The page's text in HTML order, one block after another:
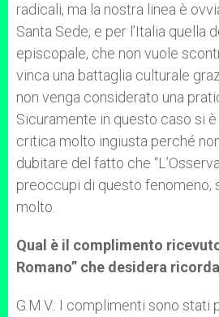
radicali, ma la nostra linea è
Santa Sede, e per l’Italia quella
episcopale, che non vuole
vinca una battaglia culturale
non venga considerato una
Sicuramente in questo caso si
critica molto ingiusta perché
dubitare del fatto che
preoccupi di questo fenomeno;
molto.
Qual è il complimento
Romano” che desidera
G.M.V.: I complimenti sono stati